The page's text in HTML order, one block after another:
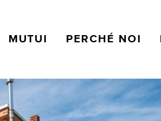
MUTUI PERCHÉ NOI